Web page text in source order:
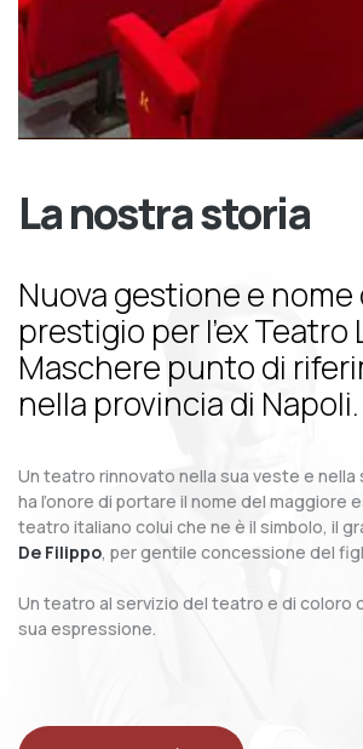
La nostra storia
Nuova gestione e nome
prestigio per l’ex Teatro
Maschere punto di
nella provincia di Napoli.
Un teatro rinnovato nella sua veste e nella
ha l’onore di portare il nome del maggiore
teatro italiano colui che ne è il simbolo, il
De Filippo, per gentile concessione del
Un teatro al servizio del teatro e di coloro
sua espressione.